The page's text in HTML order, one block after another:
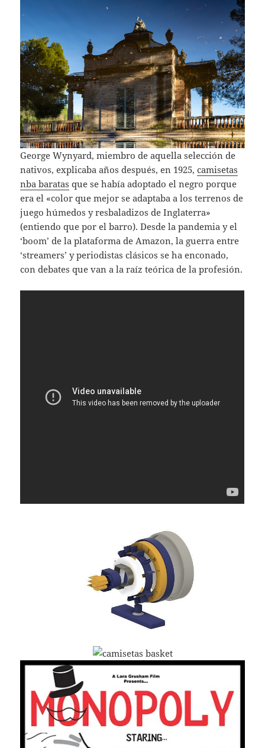
George Wynyard, miembro de aquella selección de
nativos, explicaba años después, en 1925,camisetas
nba baratas que se había adoptado el negro porque
era el «color que mejor se adaptaba a los terrenos de
juego húmedos y resbaladizos de Inglaterra»
(entiendo que por el barro). Desde la pandemia y el
‘boom’ de la plataforma de Amazon, la guerra entre
‘streamers’ y periodistas clásicos se ha enconado,
con debates que van a la raíz teórica de la profesión.